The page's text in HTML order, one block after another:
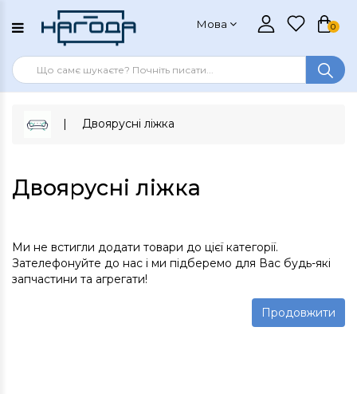
Мова 0
Двоярусні ліжка
Двоярусні ліжка
Ми не встигли додати товари до цієї категорії.
Зателефонуйте до нас і ми підберемо для Вас будь-які
запчастини та агрегати!
Продовжити